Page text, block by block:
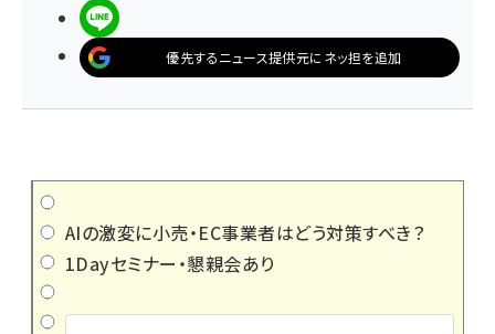
優先するニュース提供元にネッ担を追加
AIの激変に小売・EC事業者はどう対策すべき？
1Dayセミナー・懇親会あり